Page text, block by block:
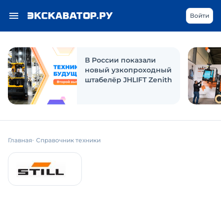
Войти
В России показали
новый узкопроходный
штабелёр JHLIFT Zenith
Главная Справочник техники